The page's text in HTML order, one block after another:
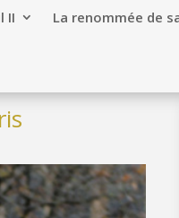
II La renommée de